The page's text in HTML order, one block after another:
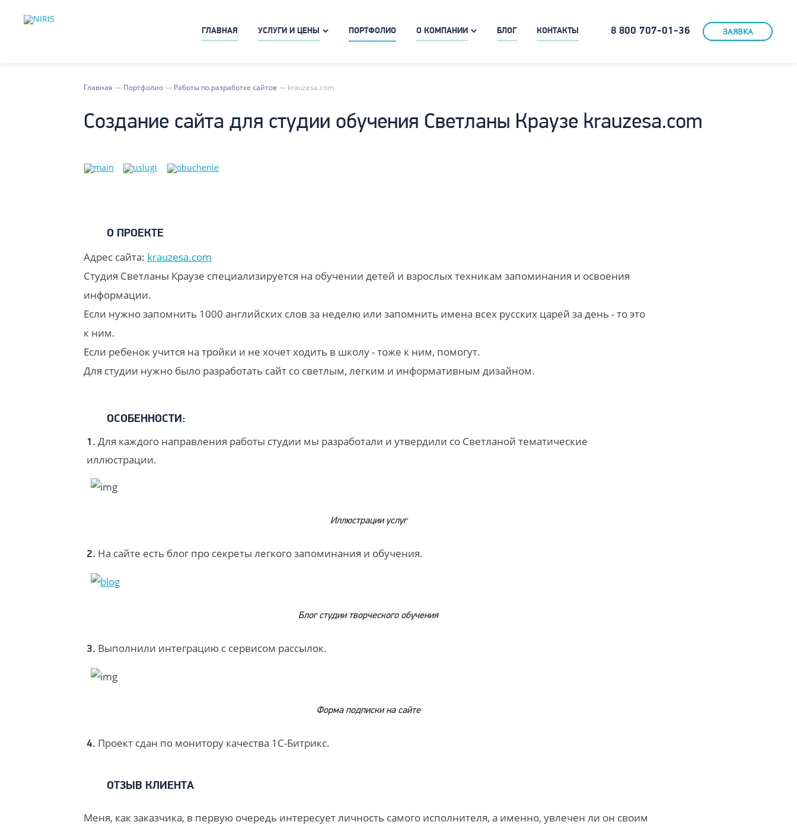
ГЛАВНАЯ УСЛУГИ И ЦЕНЫ ПОРТФОЛИО О КОМПАНИИ БЛОГ КОНТАКТЫ 8 800 707-01-36 ЗАЯВКА
Главная — Портфолио— Работы по разработке сайтов— krauzesa.com
Создание сайта для студии обучения Светланы Краузе krauzesa.com
О ПРОЕКТЕ
Адрес сайта: krauzesa.com
Студия Светланы Краузе специализируется на обучении детей и взрослых техникам запоминания и освоения
информации.
Если нужно запомнить 1000 английских слов за неделю или запомнить имена всех русских царей за день - то это
к ним.
Если ребенок учится на тройки и не хочет ходить в школу - тоже к ним, помогут.
Для студии нужно было разработать сайт со светлым, легким и информативным дизайном.
ОСОБЕННОСТИ:
1. Для каждого направления работы студии мы разработали и утвердили со Светланой тематические
иллюстрации.
Иллюстрации услуг
2. На сайте есть блог про секреты легкого запоминания и обучения.
Блог студии творческого обучения
3. Выполнили интеграцию с сервисом рассылок.
Форма подписки на сайте
4. Проект сдан по монитору качества 1С-Битрикс.
ОТЗЫВ КЛИЕНТА
Меня, как заказчика, в первую очередь интересует личность самого исполнителя, а именно, увлечен ли он своим